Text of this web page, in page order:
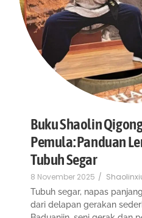
Buku Shaolin
Pemula: Panduan
Tubuh Segar
8 November 2025 /
Tubuh segar, napas
dari delapan gerakan